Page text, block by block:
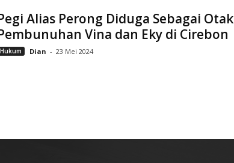
Alias Perong Diduga Sebagai Otak
Vina dan Eky di Cirebon
Hukum Dian - 23 Mei 2024